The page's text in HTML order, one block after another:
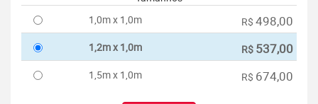
1,0m x 1,0m
R$ 498,00
1,2m x 1,0m R$ 537,00
1,5m x 1,0m R$ 674,00